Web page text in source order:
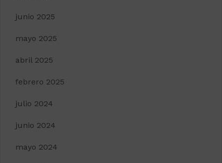
junio 2025
mayo 2025
abril 2025
febrero 2025
julio 2024
junio 2024
mayo 2024